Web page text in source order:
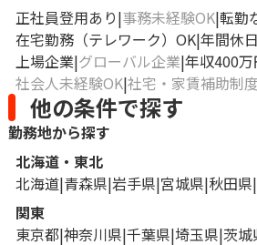
正社員登用あり 事務未経験OK 転勤
在宅勤務（テレワーク）OK 年間休
上場企業 グローバル企業 年収400
社会人未経験OK 社宅・家賃補助制
他の条件で探す
勤務地から探す
北海道・東北
北海道 青森県 岩手県 宮城県 秋田県
関東
東京都 神奈川県 千葉県 埼玉県 茨城